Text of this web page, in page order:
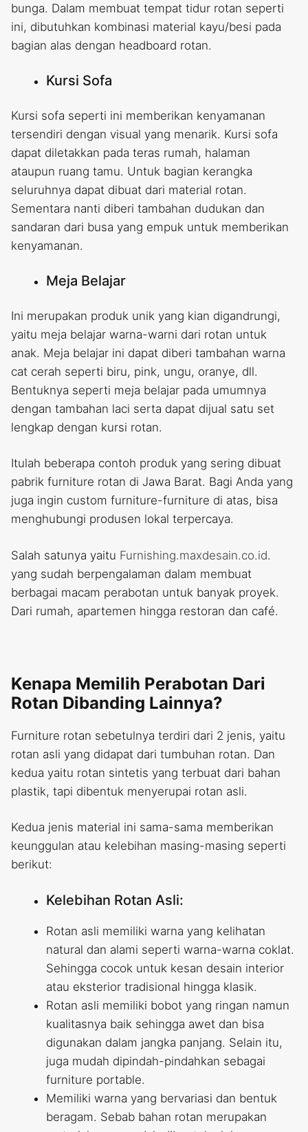
bunga. Dalam membuat tempat tidur rotan seperti
ini, dibutuhkan kombinasi material kayu/besi pada
bagian alas dengan headboard rotan.
Kursi Sofa
Kursi sofa seperti ini memberikan kenyamanan
tersendiri dengan visual yang menarik. Kursi sofa
dapat diletakkan pada teras rumah, halaman
ataupun ruang tamu. Untuk bagian kerangka
seluruhnya dapat dibuat dari material rotan.
Sementara nanti diberi tambahan dudukan dan
sandaran dari busa yang empuk untuk memberikan
kenyamanan.
Meja Belajar
Ini merupakan produk unik yang kian digandrungi,
yaitu meja belajar warna-warni dari rotan untuk
anak. Meja belajar ini dapat diberi tambahan warna
cat cerah seperti biru, pink, ungu, oranye, dll.
Bentuknya seperti meja belajar pada umumnya
dengan tambahan laci serta dapat dijual satu set
lengkap dengan kursi rotan.
Itulah beberapa contoh produk yang sering dibuat
pabrik furniture rotan di Jawa Barat. Bagi Anda yang
juga ingin custom furniture-furniture di atas, bisa
menghubungi produsen lokal terpercaya.
Salah satunya yaitu Furnishing.maxdesain.co.id.
yang sudah berpengalaman dalam membuat
berbagai macam perabotan untuk banyak proyek.
Dari rumah, apartemen hingga restoran dan café.
Kenapa Memilih Perabotan Dari
Rotan Dibanding Lainnya?
Furniture rotan sebetulnya terdiri dari 2 jenis, yaitu
rotan asli yang didapat dari tumbuhan rotan. Dan
kedua yaitu rotan sintetis yang terbuat dari bahan
plastik, tapi dibentuk menyerupai rotan asli.
Kedua jenis material ini sama-sama memberikan
keunggulan atau kelebihan masing-masing seperti
berikut:
Kelebihan Rotan Asli:
Rotan asli memiliki warna yang kelihatan
natural dan alami seperti warna-warna coklat.
Sehingga cocok untuk kesan desain interior
atau eksterior tradisional hingga klasik.
Rotan asli memiliki bobot yang ringan namun
kualitasnya baik sehingga awet dan bisa
digunakan dalam jangka panjang. Selain itu,
juga mudah dipindah-pindahkan sebagai
furniture portable.
Memiliki warna yang bervariasi dan bentuk
beragam. Sebab bahan rotan merupakan